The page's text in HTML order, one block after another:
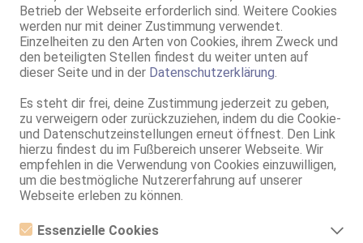
Betrieb der Webseite erforderlich sind. Weitere Cookies
werden nur mit deiner Zustimmung verwendet.
Einzelheiten zu den Arten von Cookies, ihrem Zweck und
den beteiligten Stellen findest du weiter unten auf
dieser Seite und in der Datenschutzerklärung.
Es steht dir frei, deine Zustimmung jederzeit zu geben,
zu verweigern oder zurückzuziehen, indem du die Cookie-
und Datenschutzeinstellungen erneut öffnest. Den Link
hierzu findest du im Fußbereich unserer Webseite. Wir
empfehlen in die Verwendung von Cookies einzuwilligen,
um die bestmögliche Nutzererfahrung auf unserer
Webseite erleben zu können.
Essenzielle Cookies
Wiesbaden
Mainzer Str. 155
Maria - Crazy Sexy
75B, KF 34, 1.65m, total rasiert, mitteleuropäisch
69, Franz b. Ihr, BV, Schmu., Kuscheln, Körperküs., EL, Mast.
Bürstadt
Nibelungenstr. 24c
Sara aus Italien im Kitties
Kitties-Hier Miauzen die Kitties
ZK, 69, GF6, devot, Franz b. Ihr, BV, MFF